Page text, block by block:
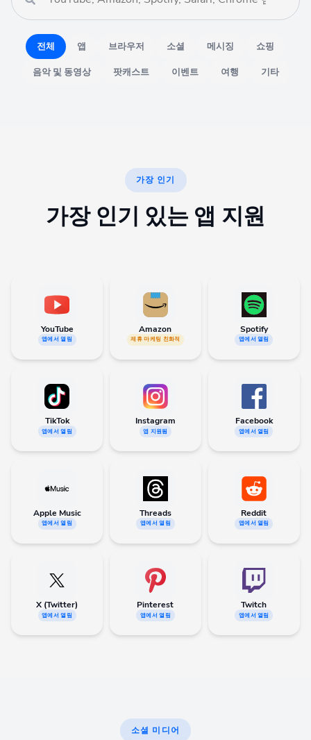
전체 앱 브라우저 소셜 메시징 쇼핑
음악 및 동영상 팟캐스트 이벤트 여행 기타
가장 인기
가장 인기 있는 앱 지원
YouTube
앱에서 열림
Amazon
제휴 마케팅 친화적
Spotify
앱에서 열림
TikTok
앱에서 열림
Instagram
앱 지원됨
Facebook
앱에서 열림
Apple Music
앱에서 열림
Threads
앱에서 열림
Reddit
앱에서 열림
X (Twitter)
앱에서 열림
Pinterest
앱에서 열림
Twitch
앱에서 열림
소셜 미디어